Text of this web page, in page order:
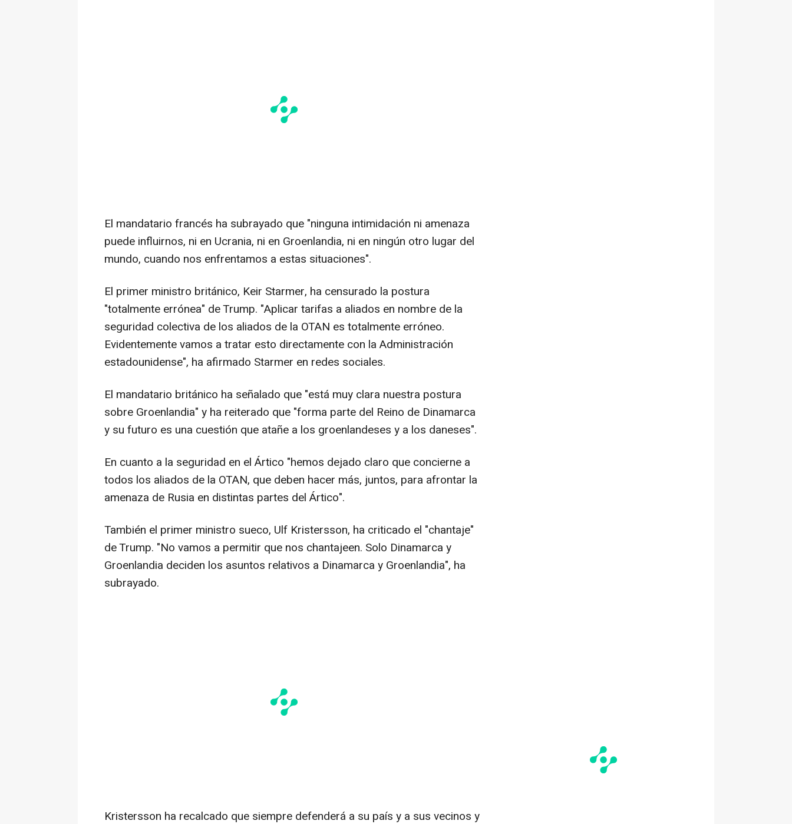
El mandatario francés ha subrayado que "ninguna intimidación ni amenaza
puede influirnos, ni en Ucrania, ni en Groenlandia, ni en ningún otro lugar del
mundo, cuando nos enfrentamos a estas situaciones".
El primer ministro británico, Keir Starmer, ha censurado la postura
"totalmente errónea" de Trump. "Aplicar tarifas a aliados en nombre de la
seguridad colectiva de los aliados de la OTAN es totalmente erróneo.
Evidentemente vamos a tratar esto directamente con la Administración
estadounidense", ha afirmado Starmer en redes sociales.
El mandatario británico ha señalado que "está muy clara nuestra postura
sobre Groenlandia" y ha reiterado que "forma parte del Reino de Dinamarca
y su futuro es una cuestión que atañe a los groenlandeses y a los daneses".
En cuanto a la seguridad en el Ártico "hemos dejado claro que concierne a
todos los aliados de la OTAN, que deben hacer más, juntos, para afrontar la
amenaza de Rusia en distintas partes del Ártico".
También el primer ministro sueco, Ulf Kristersson, ha criticado el "chantaje"
de Trump. "No vamos a permitir que nos chantajeen. Solo Dinamarca y
Groenlandia deciden los asuntos relativos a Dinamarca y Groenlandia", ha
subrayado.
Kristersson ha recalcado que siempre defenderá a su país y a sus vecinos y